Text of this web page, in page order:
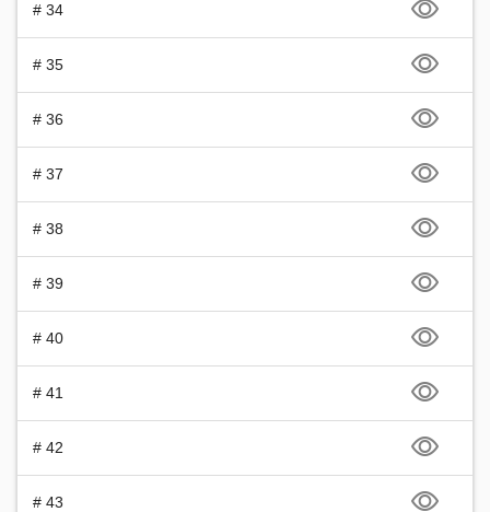
# 34
# 35
# 36
# 37
# 38
# 39
# 40
# 41
# 42
# 43